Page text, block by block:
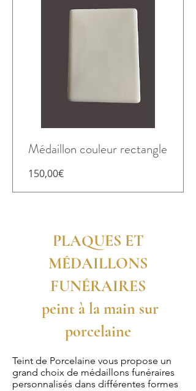
Médaillon couleur rectangle
150,00€Prix
PLAQUES ET
MÉDAILLONS
FUNÉRAIRES
peint à la main sur
porcelaine
Teint de Porcelaine vous propose un
grand choix de médaillons funéraires
personnalisés dans différentes formes